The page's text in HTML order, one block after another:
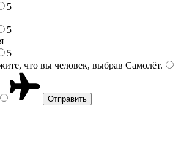
5
5
5
что вы человек, выбрав Самолёт.